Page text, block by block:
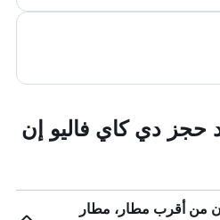
حجز دي كاي فاليو إن
من أقرب مطار، مطار